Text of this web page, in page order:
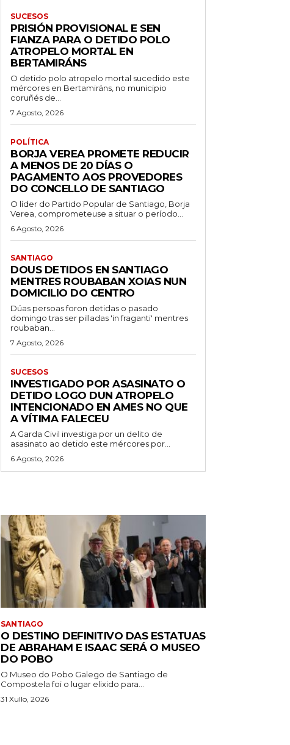
SUCESOS
PRISIÓN PROVISIONAL E SEN
FIANZA PARA O DETIDO POLO
ATROPELO MORTAL EN
BERTAMIRÁNS
O detido polo atropelo mortal sucedido este
mércores en Bertamiráns, no municipio
coruñés de...
7 Agosto, 2026
POLÍTICA
BORJA VEREA PROMETE REDUCIR
A MENOS DE 20 DÍAS O
PAGAMENTO AOS PROVEDORES
DO CONCELLO DE SANTIAGO
O líder do Partido Popular de Santiago, Borja
Verea, comprometeuse a situar o período...
6 Agosto, 2026
SANTIAGO
DOUS DETIDOS EN SANTIAGO
MENTRES ROUBABAN XOIAS NUN
DOMICILIO DO CENTRO
Dúas persoas foron detidas o pasado
domingo tras ser pilladas 'in fraganti' mentres
roubaban...
7 Agosto, 2026
SUCESOS
INVESTIGADO POR ASASINATO O
DETIDO LOGO DUN ATROPELO
INTENCIONADO EN AMES NO QUE
A VÍTIMA FALECEU
A Garda Civil investiga por un delito de
asasinato ao detido este mércores por...
6 Agosto, 2026
SANTIAGO
O DESTINO DEFINITIVO DAS ESTATUAS
DE ABRAHAM E ISAAC SERÁ O MUSEO
DO POBO
O Museo do Pobo Galego de Santiago de
Compostela foi o lugar elixido para...
31 Xullo, 2026